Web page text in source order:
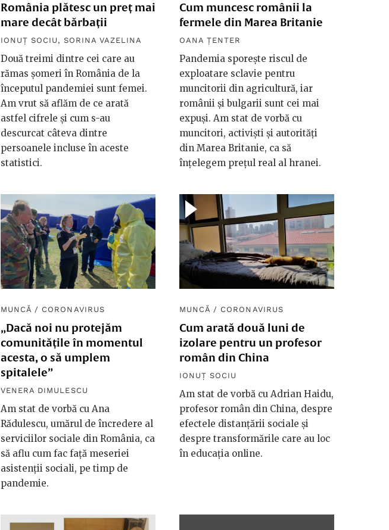
România plătesc un preț mai
mare decât bărbații
IONUȚ SOCIU , SORINA VAZELINA
Două treimi dintre cei care au
rămas șomeri în România de la
începutul pandemiei sunt femei.
Am vrut să aflăm de ce arată
astfel cifrele și cum s-au
descurcat câteva dintre
persoanele incluse în aceste
statistici.
Cum muncesc românii la
fermele din Marea Britanie
OANA ȚENTER
Pandemia sporește riscul de
exploatare sclavie pentru
muncitorii din agricultură, iar
românii și bulgarii sunt cei mai
expuși. Am stat de vorbă cu
muncitori, activiști și autorități
din Marea Britanie, ca să
înțelegem prețul real al hranei.
MUNCĂ / CORONAVIRUS
„Dacă noi nu protejăm
comunitățile în momentul
acesta, o să umplem
spitalele”
VENERA DIMULESCU
Am stat de vorbă cu Ana
Rădulescu, umărul de încredere al
serviciilor sociale din România, ca
să aflu cum fac față meseriei
asistenții sociali, pe timp de
pandemie.
MUNCĂ / CORONAVIRUS
Cum arată două luni de
izolare pentru un profesor
român din China
IONUȚ SOCIU
Am stat de vorbă cu Adrian Haidu,
profesor român din China, despre
efectele distanțării sociale și
despre transformările care au loc
în educația online.